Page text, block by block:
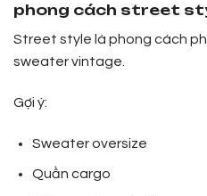
phong cách street
Street style là phong cách
sweater vintage.
Gợi ý:
Sweater oversize
Quần cargo